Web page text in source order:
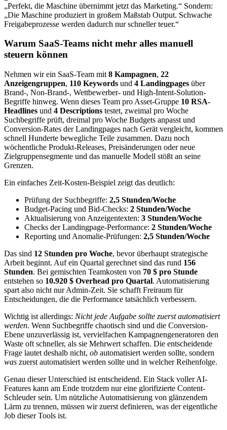
„Perfekt, die Maschine übernimmt jetzt das Marketing.“ Sondern:
„Die Maschine produziert in großem Maßstab Output. Schwache
Freigabeprozesse werden dadurch nur schneller teuer.“
Warum SaaS-Teams nicht mehr alles manuell
steuern können
Nehmen wir ein SaaS-Team mit 8 Kampagnen, 22
Anzeigengruppen, 110 Keywords und 4 Landingpages über
Brand-, Non-Brand-, Wettbewerber- und High-Intent-Solution-
Begriffe hinweg. Wenn dieses Team pro Asset-Gruppe 10 RSA-
Headlines und 4 Descriptions testet, zweimal pro Woche
Suchbegriffe prüft, dreimal pro Woche Budgets anpasst und
Conversion-Rates der Landingpages nach Gerät vergleicht, kommen
schnell Hunderte bewegliche Teile zusammen. Dazu noch
wöchentliche Produkt-Releases, Preisänderungen oder neue
Zielgruppensegmente und das manuelle Modell stößt an seine
Grenzen.
Ein einfaches Zeit-Kosten-Beispiel zeigt das deutlich:
Prüfung der Suchbegriffe: 2,5 Stunden/Woche
Budget-Pacing und Bid-Checks: 2 Stunden/Woche
Aktualisierung von Anzeigentexten: 3 Stunden/Woche
Checks der Landingpage-Performance: 2 Stunden/Woche
Reporting und Anomalie-Prüfungen: 2,5 Stunden/Woche
Das sind 12 Stunden pro Woche, bevor überhaupt strategische
Arbeit beginnt. Auf ein Quartal gerechnet sind das rund 156
Stunden. Bei gemischten Teamkosten von 70 $ pro Stunde
entstehen so 10.920 $ Overhead pro Quartal. Automatisierung
spart also nicht nur Admin-Zeit. Sie schafft Freiraum für
Entscheidungen, die die Performance tatsächlich verbessern.
Wichtig ist allerdings: Nicht jede Aufgabe sollte zuerst automatisiert
werden. Wenn Suchbegriffe chaotisch sind und die Conversion-
Ebene unzuverlässig ist, vervielfachen Kampagnengeneratoren den
Waste oft schneller, als sie Mehrwert schaffen. Die entscheidende
Frage lautet deshalb nicht, ob automatisiert werden sollte, sondern
was zuerst automatisiert werden sollte und in welcher Reihenfolge.
Genau dieser Unterschied ist entscheidend. Ein Stack voller AI-
Features kann am Ende trotzdem nur eine glorifizierte Content-
Schleuder sein. Um nützliche Automatisierung von glänzendem
Lärm zu trennen, müssen wir zuerst definieren, was der eigentliche
Job dieser Tools ist.